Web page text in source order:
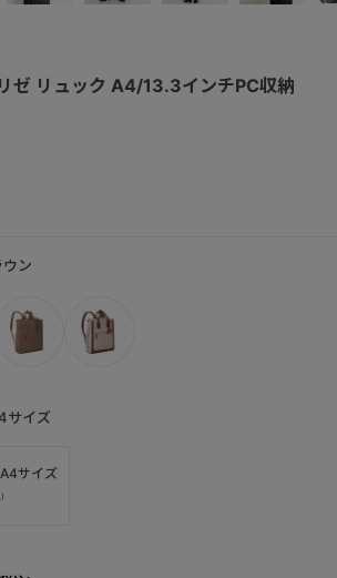
ゼ リュック A4/13.3インチPC収納
サイズ
サイズ
ン